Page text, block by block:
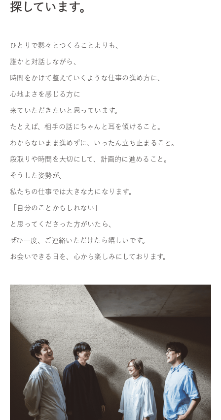
探しています。
ひとりで黙々とつくることよりも、
誰かと対話しながら、
時間をかけて整えていくような仕事の進め方に、
心地よさを感じる方に
来ていただきたいと思っています。
たとえば、相手の話にちゃんと耳を傾けること。
わからないまま進めずに、いったん立ち止まること。
段取りや時間を大切にして、計画的に進めること。
そうした姿勢が、
私たちの仕事では大きな力になります。
「自分のことかもしれない」
と思ってくださった方がいたら、
ぜひ一度、ご連絡いただけたら嬉しいです。
お会いできる日を、心から楽しみにしております。